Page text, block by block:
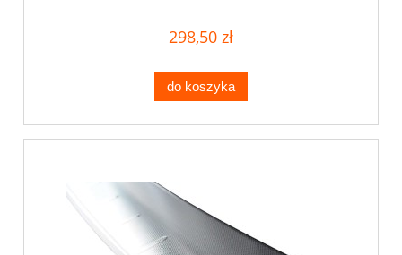
298,50 zł
do koszyka